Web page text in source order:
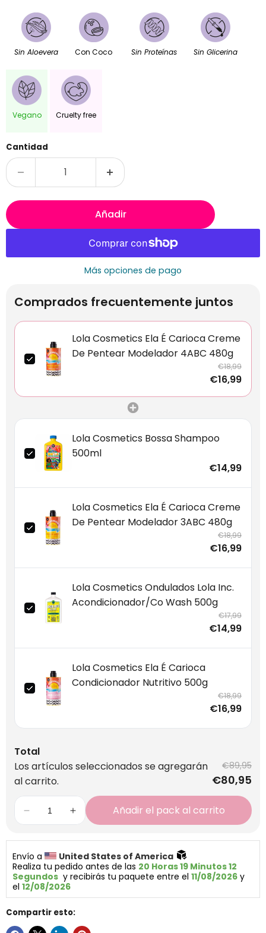
Sin Aloevera Con Coco Sin Proteínas Sin Glicerina
Vegano Cruelty free
Cantidad
Añadir
Más opciones de pago
Comprados frecuentemente juntos
Lola Cosmetics Ela É Carioca Creme
De Pentear Modelador 4ABC 480g
€18,99
€16,99
Lola Cosmetics Bossa Shampoo
500ml
€14,99
Lola Cosmetics Ela É Carioca Creme
De Pentear Modelador 3ABC 480g
€18,99
€16,99
Lola Cosmetics Ondulados Lola Inc.
Acondicionador/Co Wash 500g
€17,99
€14,99
Lola Cosmetics Ela É Carioca
Condicionador Nutritivo 500g
€18,99
€16,99
Total
Los artículos seleccionados se agregarán
al carrito.
€89,95
€80,95
Añadir el pack al carrito
Envío a
United States of America
Realiza tu pedido antes de las 20 Horas 19 Minutos 12
Segundos
  y recibirás tu paquete entre el
11/08/2026 y
el 12/08/2026
Compartir esto: